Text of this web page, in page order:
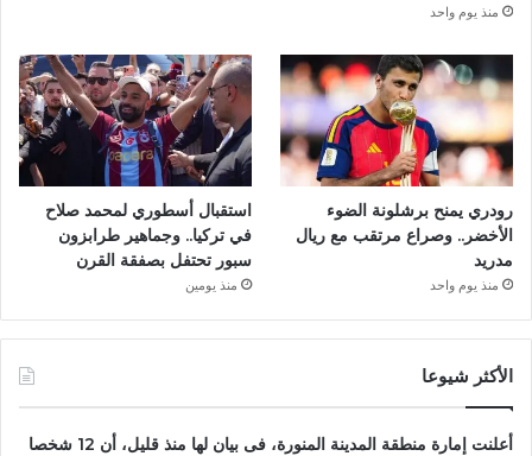
منذ يوم واحد
رودري يمنح برشلونة الضوء
الأخضر.. وصراع مرتقب مع ريال
مدريد
منذ يوم واحد
استقبال أسطوري لمحمد صلاح
في تركيا.. وجماهير طرابزون
سبور تحتفل بصفقة القرن
منذ يومين
الأكثر شيوعا
أعلنت إمارة منطقة المدينة المنورة، فى بيان لها منذ قليل، أن 12 شخصا